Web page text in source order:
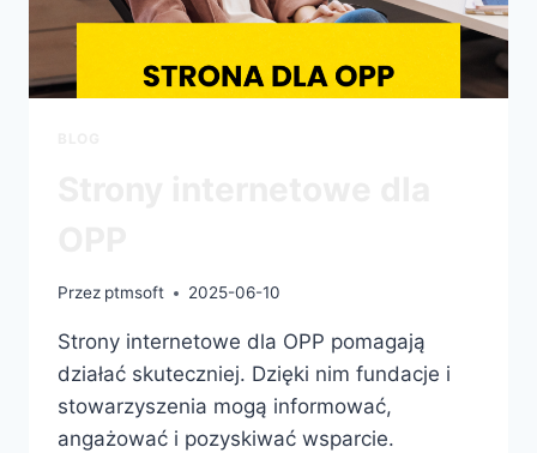
Przez ptmsoft 2025-06-10
Strony internetowe dla OPP pomagają
działać skuteczniej. Dzięki nim fundacje i
stowarzyszenia mogą informować,
angażować i pozyskiwać wsparcie.